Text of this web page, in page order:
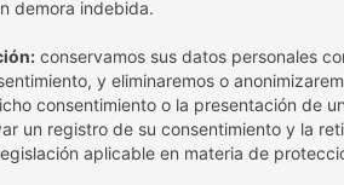
demora indebida.
conservamos sus datos personales
y eliminaremos o
consentimiento o la presentación de
un registro de su consentimiento y la
aplicable en materia de